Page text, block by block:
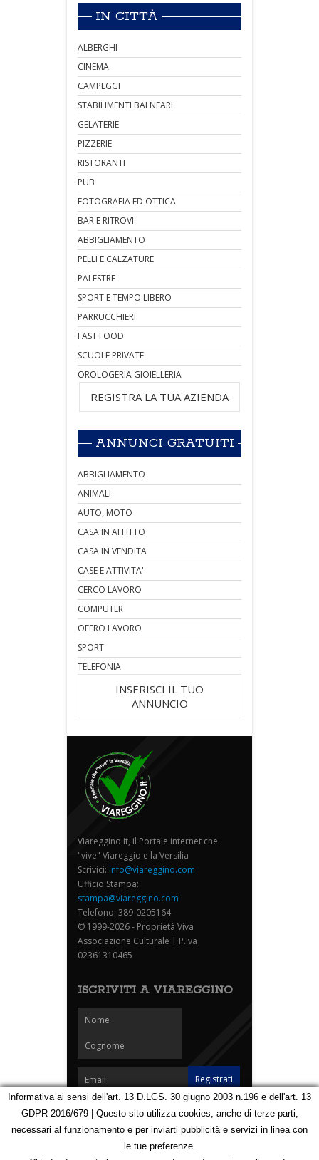
IN CITTÀ
ALBERGHI
CINEMA
CAMPEGGI
STABILIMENTI BALNEARI
GELATERIE
PIZZERIE
RISTORANTI
PUB
FOTOGRAFIA ED OTTICA
BAR E RITROVI
ABBIGLIAMENTO
PELLI E CALZATURE
PALESTRE
SPORT E TEMPO LIBERO
PARRUCCHIERI
FAST FOOD
SCUOLE PRIVATE
OROLOGERIA GIOIELLERIA
REGISTRA LA TUA AZIENDA
ANNUNCI GRATUITI
ABBIGLIAMENTO
ANIMALI
AUTO, MOTO
CASA IN AFFITTO
CASA IN VENDITA
CASE E ATTIVITA'
CERCO LAVORO
COMPUTER
OFFRO LAVORO
SPORT
TELEFONIA
INSERISCI IL TUO
ANNUNCIO
Viareggino.it, il Portale internet che
"vive" Viareggio e la Versilia
Scrivici: info@viareggino.com
Ufficio Stampa:
stampa@viareggino.com
Telefono: 389-0205164
© 1999-2026 - Proprietà Viva
Associazione Culturale | P.Iva
02361310465
ISCRIVITI A VIAREGGINO
Homepage Notizie Speciali Eventi Foto Carnevale
Partners
Contatti
Mappa
Informativa ai sensi dell'art. 13 D.LGS. 30 giugno 2003 n.196 e dell'art. 13
GDPR 2016/679 | Questo sito utilizza cookies, anche di terze parti,
necessari al funzionamento e per inviarti pubblicità e servizi in linea con
le tue preferenze.